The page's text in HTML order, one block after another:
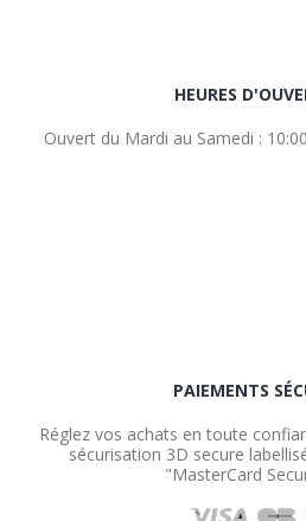
HEURES
Ouvert du Mardi au Samedi :
PAIEMENTS
Réglez vos achats en toute
sécurisation 3D secure
"MasterCard